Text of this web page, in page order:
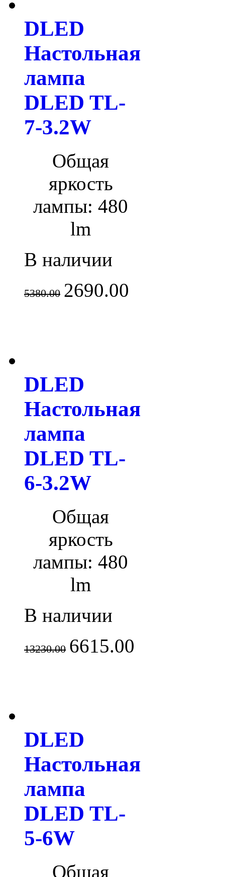
DLED
Настольная
лампа
DLED TL-
7-3.2W
Общая
яркость
лампы: 480
lm
В наличии
5380.00 2690.00
DLED
Настольная
лампа
DLED TL-
6-3.2W
Общая
яркость
лампы: 480
lm
В наличии
13230.00 6615.00
DLED
Настольная
лампа
DLED TL-
5-6W
Общая